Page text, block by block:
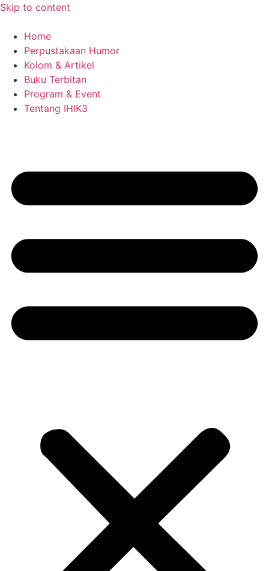
Skip to content
Home
Perpustakaan Humor
Kolom & Artikel
Buku Terbitan
Program & Event
Tentang IHIK3